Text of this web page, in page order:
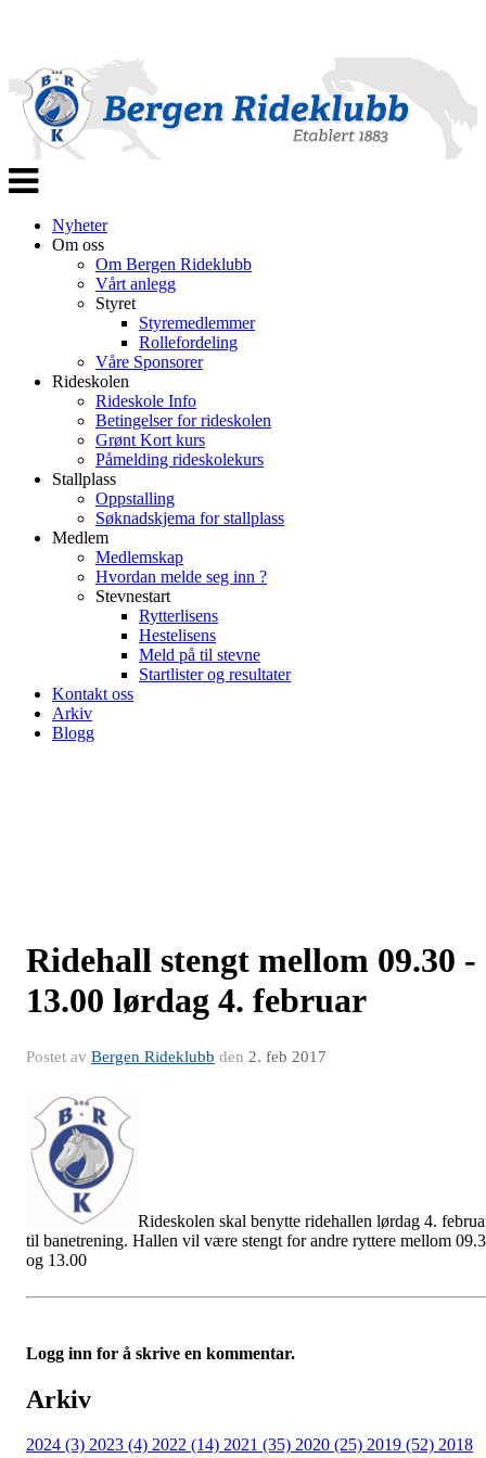
Veksle
navigasjon
Nyheter
Om oss
Om Bergen Rideklubb
Vårt anlegg
Styret
Styremedlemmer
Rollefordeling
Våre Sponsorer
Rideskolen
Rideskole Info
Betingelser for rideskolen
Grønt Kort kurs
Påmelding rideskolekurs
Stallplass
Oppstalling
Søknadskjema for stallplass
Medlem
Medlemskap
Hvordan melde seg inn ?
Stevnestart
Rytterlisens
Hestelisens
Meld på til stevne
Startlister og resultater
Kontakt oss
Arkiv
Blogg
Ridehall stengt mellom 09.30 -
13.00 lørdag 4. februar
Postet av Bergen Rideklubb den 2. feb 2017
Rideskolen skal benytte ridehallen lørdag 4.
til banetrening. Hallen vil være stengt for andre ryttere mellom
og 13.00
Logg inn for å skrive en kommentar.
Arkiv
2024 (3) 2023 (4) 2022 (14) 2021 (35) 2020 (25) 2019 (52) 2018